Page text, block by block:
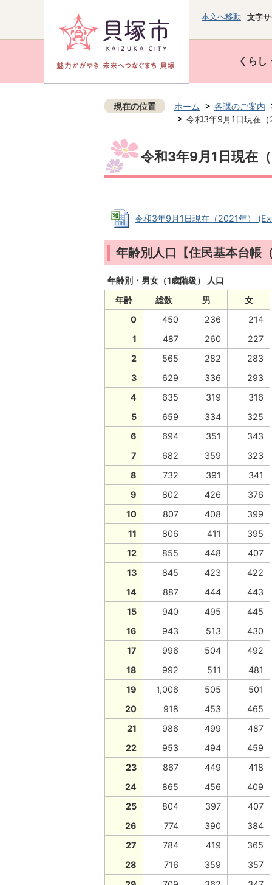
本文へ移動 文字
くらし
現在の位置 ホーム
各課のご案内
令和3年9月1日現在
令和3年9月1日現在
令和3年9月1日現在（2021年）
年齢別人口【住民基本台帳
年齢別・男女（1歳階級） 人口
年齢
総数 男
女
0
450 236
214
1
487 260
227
2
565 282
283
3
629 336
293
4
635 319
316
5
659 334
325
6
694 351
343
7
682 359
323
8
732 391
341
9
802 426
376
10
807 408
399
11
806 411
395
12
855 448
407
13
845 423
422
14
887 444
443
15
940 495
445
16
943 513
430
17
996 504
492
18
992 511
481
19
1,006 505
501
20
918 453
465
21
986 499
487
22
953 494
459
23
867 449
418
24
865 456
409
25
804 397
407
26
774 390
384
27
784 419
365
28
716 359
357